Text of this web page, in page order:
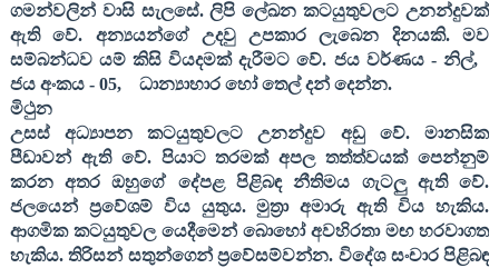
ගමන්වලින් වාසි සැලසේ. ලිපි ලේඛන කටයුතුවලට උනන්දුවක්
ඇති වේ. අන්‍යයන්ගේ උදවු උපකාර ලැබෙන දිනයකි. මව
සම්බන්ධව යම් කිසි වියදමක් දැරීමට වේ. ජය වර්ණය - නිල්,
ජය අංකය - 05,
ධාන්‍යාහාර හෝ තෙල් දන් දෙන්න.
මිථුන
උසස් අධ්‍යාපන කටයුතුවලට උනන්දුව අඩු වේ. මානසික
පීඩාවන් ඇති වේ. පියාට තරමක් අපල තත්ත්වයක් පෙන්නුම්
කරන අතර ඔහුගේ දේපළ පිළිබඳ නීතිමය ගැටලු ඇති වේ.
ජලයෙන් ප්‍රවේශම් විය යුතුය. මුත්‍රා අමාරු ඇති විය හැකිය.
ආගමික කටයුතුවල යෙදීමෙන් බොහෝ අවහිරතා මඟ හරවාගත
හැකිය. තිරිසන් සතුන්ගෙන් ප්‍රවේසම්වන්න. විදේශ සංචාර පිළිබඳ